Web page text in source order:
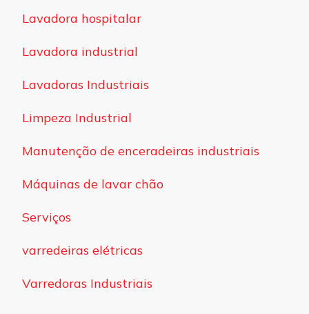
Lavadora hospitalar
Lavadora industrial
Lavadoras Industriais
Limpeza Industrial
Manutenção de enceradeiras industriais
Máquinas de lavar chão
Serviços
varredeiras elétricas
Varredoras Industriais